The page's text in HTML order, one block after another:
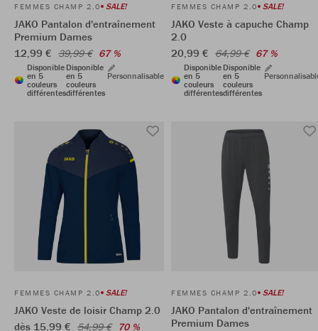
FEMMES CHAMP 2.0 SALE!
JAKO Pantalon d'entraînement
Premium Dames
12,99 € 39,99 € 67 %
Disponible
en 5
couleurs
différentes
Disponible
en 5
couleurs
différentes
Personnalisable
FEMMES CHAMP 2.0 SALE!
JAKO Veste à capuche Champ
2.0
20,99 € 64,99 € 67 %
Disponible
en 5
couleurs
différentes
Disponible
en 5
couleurs
différentes
FEMMES CHAMP 2.0 SALE!
JAKO Veste de loisir Champ 2.0
dès 15,99 € 54,99 € 70 %
FEMMES CHAMP 2.0 SALE!
JAKO Pantalon d'entraînement
Premium Dames